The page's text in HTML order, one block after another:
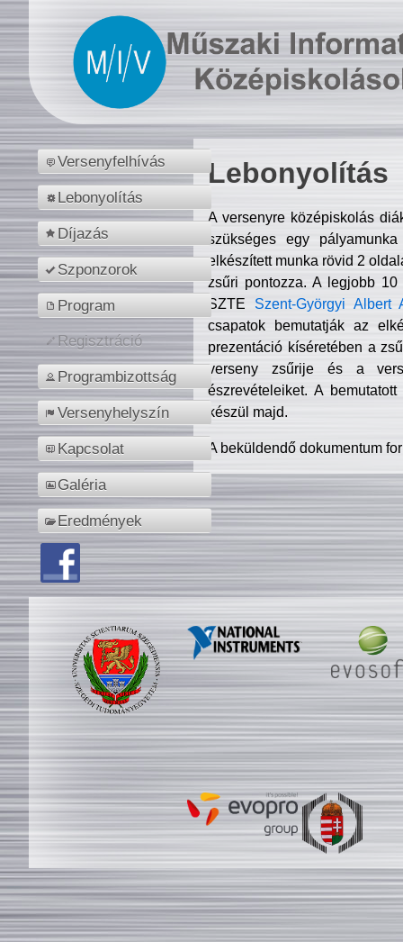
Versenyfelhívás
Lebonyolítás
Díjazás
Szponzorok
Program
Regisztráció
Programbizottság
Versenyhelyszín
Kapcsolat
Galéria
Eredmények
Lebonyolítás
A versenyre középiskolás
szükséges egy
elkészített munka rövid 2
zsűri pontozza. A legjobb
SZTE Szent-Györgyi Albert
csapatok bemutatják az
prezentáció kíséretében a
verseny zsűrije és a
észrevételeiket. A
készül majd.
A beküldendő dokumentum